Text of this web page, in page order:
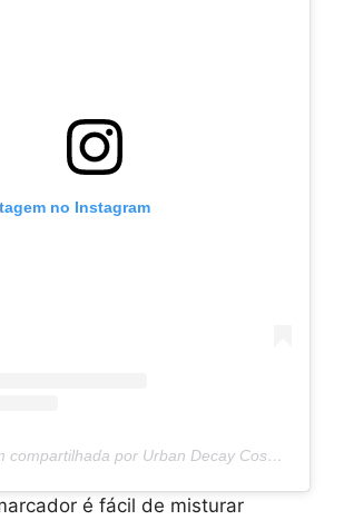
no Instagram
Uma postagem compartilhada por Urban Decay Cosmetics (@urbandecaycosmetics)
é fácil de misturar